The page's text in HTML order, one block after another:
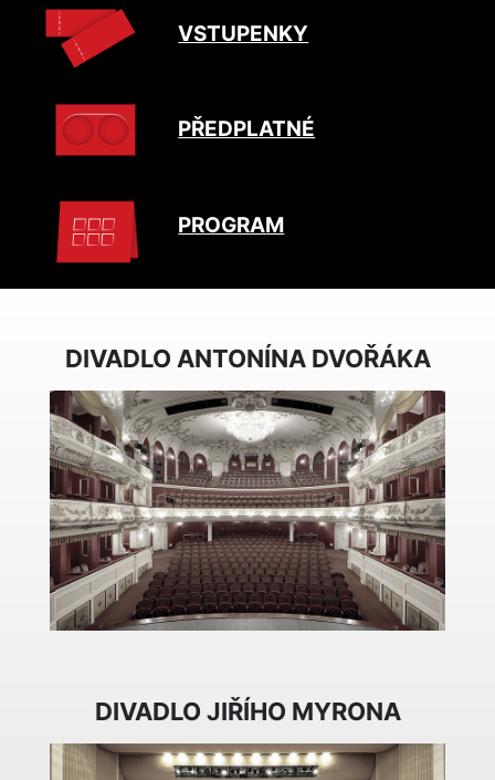
VSTUPENKY
PŘEDPLATNÉ
PROGRAM
DIVADLO ANTONÍNA DVOŘÁKA
DIVADLO JIŘÍHO MYRONA